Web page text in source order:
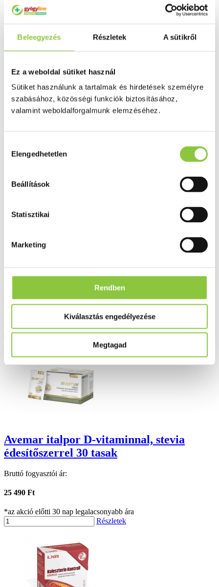
Beleegyezés Részletek A sütikről
Ez a weboldal sütiket használ
Sütiket használunk a tartalmak és hirdetések személyre
szabásához, közösségi funkciók biztosításához,
valamint weboldalforgalmunk elemzéséhez.
kiválasztása
Elengedhetetlen
Beállítások
Statisztikai
Marketing
Rendben
Kiválasztás engedélyezése
Megtagad
Az étrend-kiegészítő nem helyettesíti a kiegyensúlyozott vegyes
Valós gyógyszertári háttér
Folyamatos akciók
filter
Részletek
Avemar italpor D-vitaminnal, stevia
édesítőszerrel 30 tasak
Bruttó fogyasztói ár:
25 490 Ft
*az akció előtti 30 nap legalacsonyabb ára
Részletek